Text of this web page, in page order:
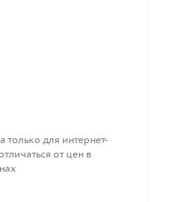
только для интернет-
от цен в